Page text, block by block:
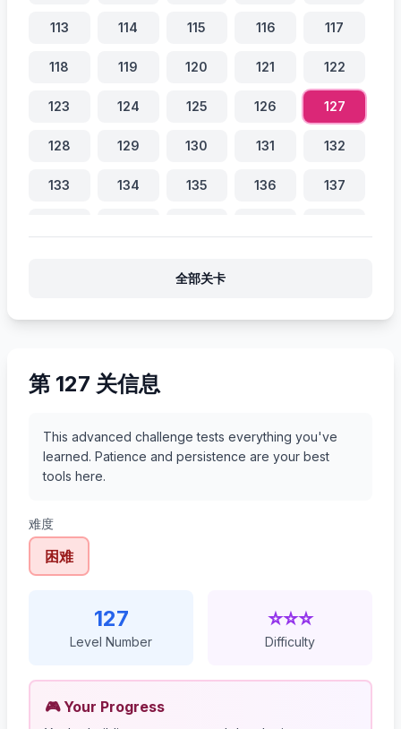
113 114 115 116 117
118 119 120 121 122
123 124 125 126 127
128 129 130 131 132
133 134 135 136 137
全部关卡
第 127 关信息
This advanced challenge tests everything you've
learned. Patience and persistence are your best
tools here.
难度
困难
127
Level Number
⭐⭐⭐
Difficulty
🎮 Your Progress